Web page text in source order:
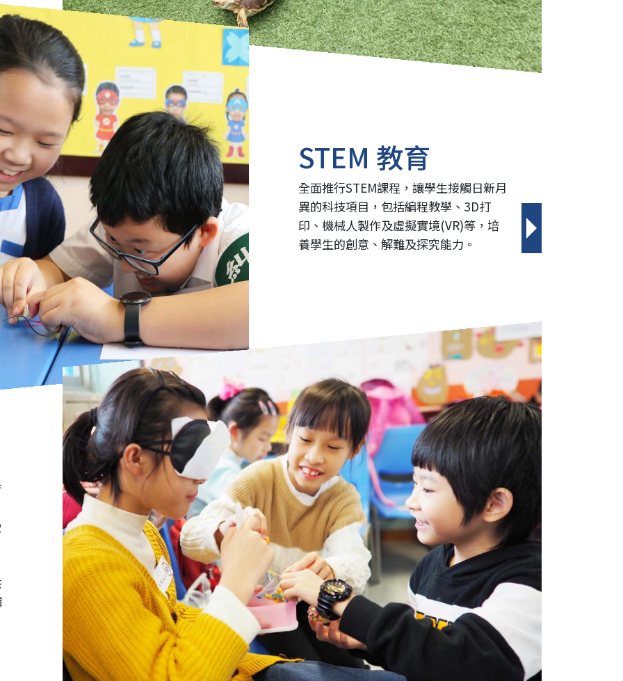
STEM 教育
全面推行STEM課程，讓學生接觸日新月
異的科技項目，包括編程教學、3D打
印、機械人製作及虛擬實境(VR)等，培
養學生的創意、解難及探究能力。